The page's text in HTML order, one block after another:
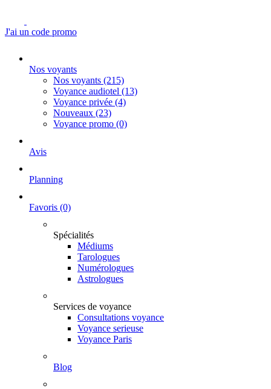
J'ai un code promo
Nos voyants
Nos voyants (215)
Voyance audiotel (13)
Voyance privée (4)
Nouveaux (23)
Voyance promo (0)
Avis
Planning
Favoris (0)
Spécialités
Médiums
Tarologues
Numérologues
Astrologues
Services de voyance
Consultations voyance
Voyance serieuse
Voyance Paris
Blog